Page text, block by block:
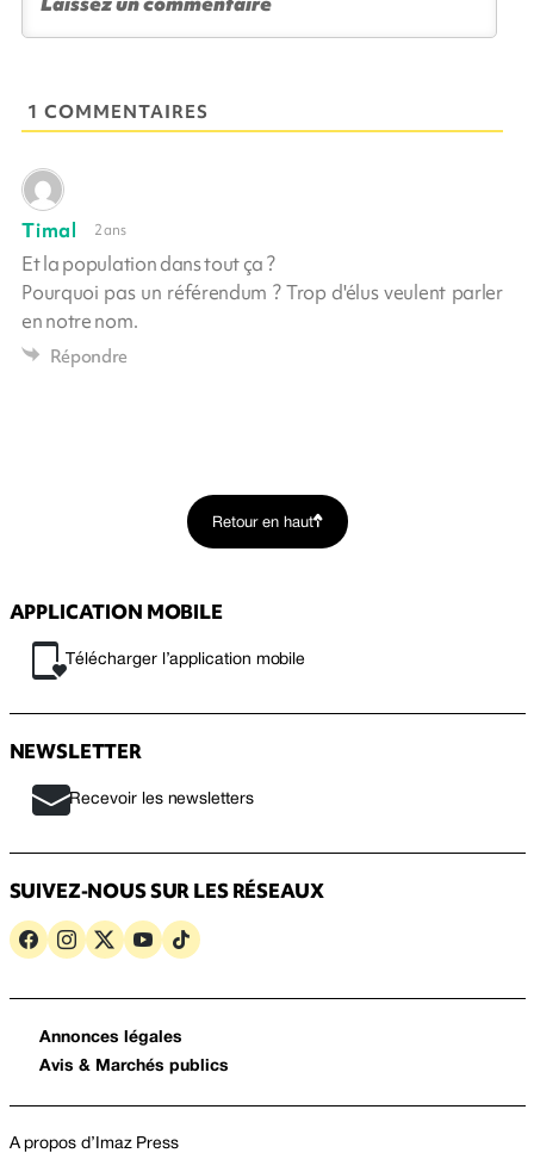
1 COMMENTAIRES
Timal 2 ans
Et la population dans tout ça ?
Pourquoi pas un référendum ? Trop d'élus veulent parler
en notre nom.
Répondre
Retour en haut
APPLICATION MOBILE
Télécharger l’application mobile
NEWSLETTER
Recevoir les newsletters
SUIVEZ-NOUS SUR LES RÉSEAUX
Annonces légales
Avis & Marchés publics
A propos d’Imaz Press